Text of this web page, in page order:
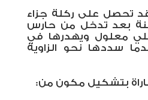
تحصل على ركلة جزاء
بعد تدخل من حارس
معلول ويهدرها في
الـ 12 بعدما سددها نحو الزاوية
بتشكيل مكون من: